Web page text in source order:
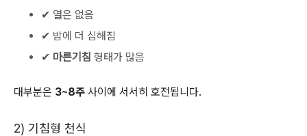
✔ 열은 없음
✔ 밤에 더 심해짐
✔ 마른기침 형태가 많음
대부분은 3~8주 사이에 서서히 호전됩니다.
2) 기침형 천식